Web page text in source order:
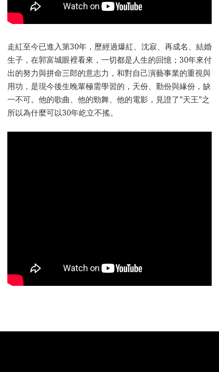
走紅至今已進入第30年，歷經過爆紅、沈寂、再成名、結婚
生子，在郭富城眼裡看來，一切都是人生的回憶；30年來付
出的努力與拼命三郎的意志力，和對自己演藝事業的重視與
用功，是現今後生晚輩極需學習的，天份、勤份與緣份，缺
一不可。他的歌曲、他的勁舞、他的電影，見證了”天王”之
所以為什麼可以30年屹立不搖。